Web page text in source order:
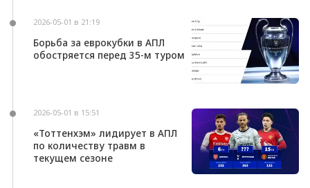
2026-05-01 в 21:19
Борьба за еврокубки в АПЛ
обостряется перед 35-м туром
2026-05-01 в 15:51
«Тоттенхэм» лидирует в АПЛ
по количеству травм в
текущем сезоне